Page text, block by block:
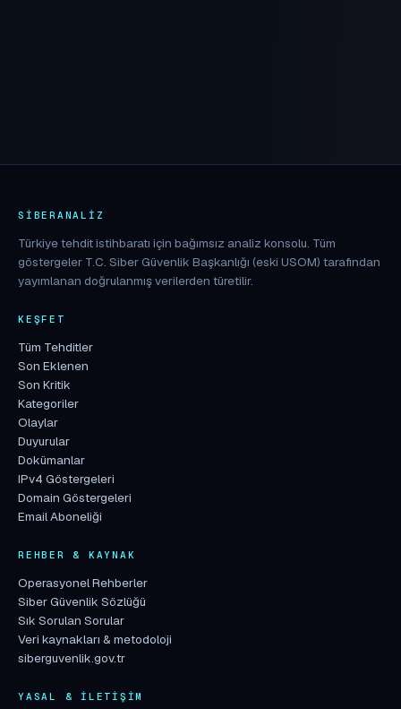
SIBERANALIZ
Türkiye tehdit istihbaratı için bağımsız analiz konsolu. Tüm
göstergeler T.C. Siber Güvenlik Başkanlığı (eski USOM) tarafından
yayımlanan doğrulanmış verilerden türetilir.
KEŞFET
Tüm Tehditler
Son Eklenen
Son Kritik
Kategoriler
Olaylar
Duyurular
Dokümanlar
IPv4 Göstergeleri
Domain Göstergeleri
Email Aboneliği
REHBER & KAYNAK
Operasyonel Rehberler
Siber Güvenlik Sözlüğü
Sık Sorulan Sorular
Veri kaynakları & metodoloji
siberguvenlik.gov.tr
YASAL & İLETIŞIM